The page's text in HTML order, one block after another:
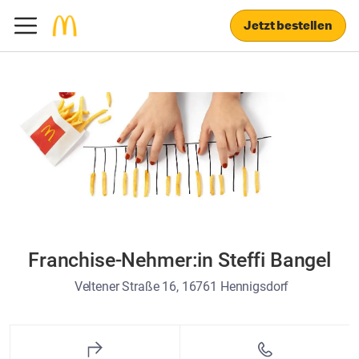
Jetzt bestellen
Franchise-Nehmer:in Steffi Bangel
Veltener Straße 16, 16761 Hennigsdorf